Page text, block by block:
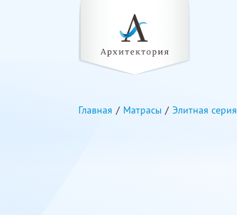
Главная Матрасы Элитная серия